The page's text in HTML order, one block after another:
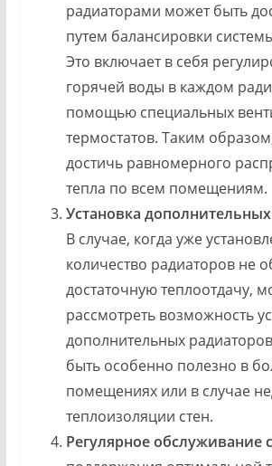
радиаторами может быть
путем балансировки
Это включает в себя
горячей воды в каждом
помощью специальных
термостатов. Таким
достичь равномерного
тепла по всем помещениям.
Установка
В случае, когда уже
количество радиаторов не
достаточную теплоотдачу,
рассмотреть возможность
дополнительных
быть особенно полезно в
помещениях или в случае
теплоизоляции стен.
Регулярное обслуживание